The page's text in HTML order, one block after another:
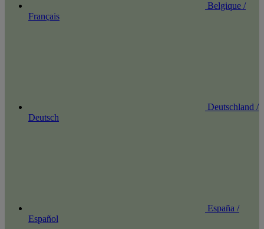
Belgique /
Français
Deutschland /
Deutsch
España /
Español